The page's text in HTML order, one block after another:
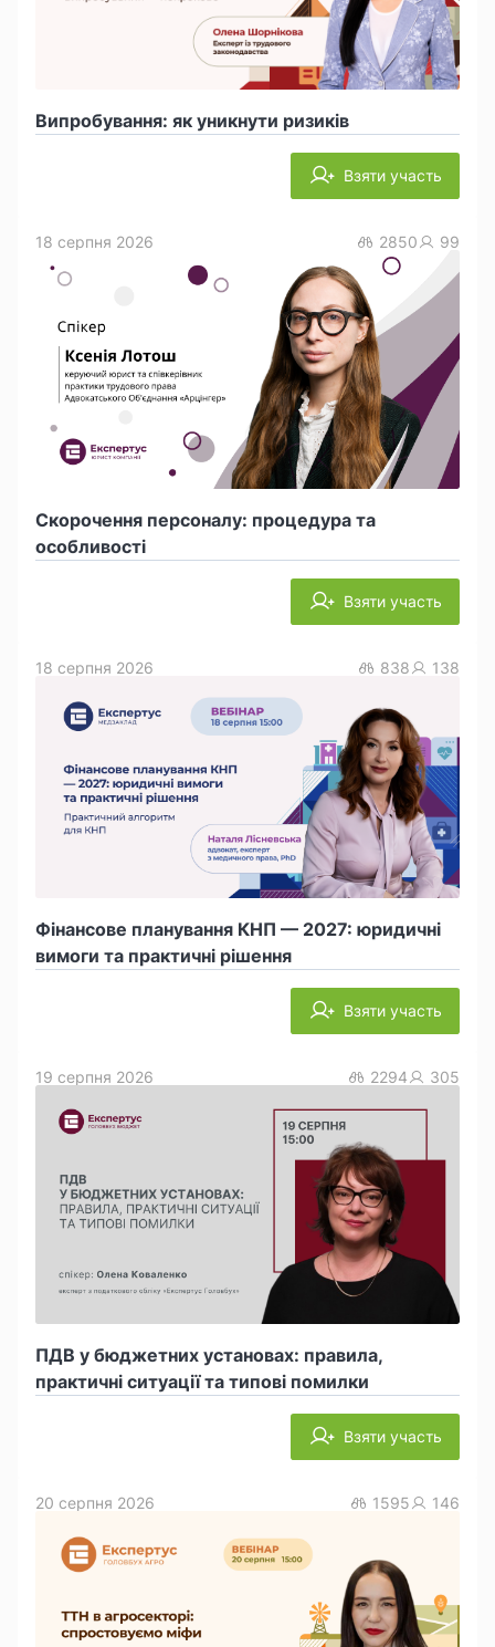
Випробування: як уникнути ризиків
Взяти участь
Скорочення персоналу: процедура та
особливості
18 серпня 2026 2850 99
Взяти участь
Фінансове планування КНП — 2027: юридичні
вимоги та практичні рішення
18 серпня 2026 838 138
Взяти участь
ПДВ у бюджетних установах: правила,
практичні ситуації та типові помилки
19 серпня 2026 2294 305
Взяти участь
20 серпня 2026 1595 146